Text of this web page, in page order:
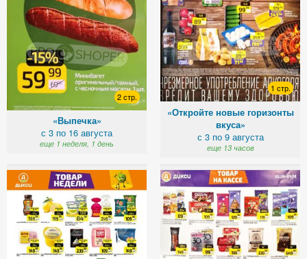
2 стр.
«Выпечка»
с 3 по 16 августа
еще 1 неделя, 1 день
1 стр.
«Откройте новые горизонты
вкуса»
с 3 по 9 августа
еще 13 часов